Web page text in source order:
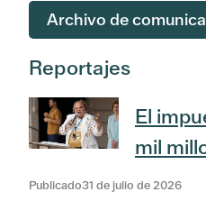
Archivo de
Reportajes
El
mil
Publicado31 de julio de 2026